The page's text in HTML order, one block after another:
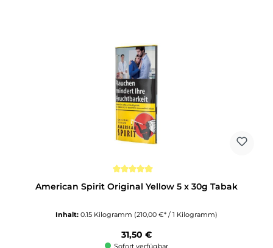
American Spirit Original Yellow 5 x 30g Tabak
Inhalt: 0.15 Kilogramm (210,00 €* / 1 Kilogramm)
Regulärer Preis:
31,50 €